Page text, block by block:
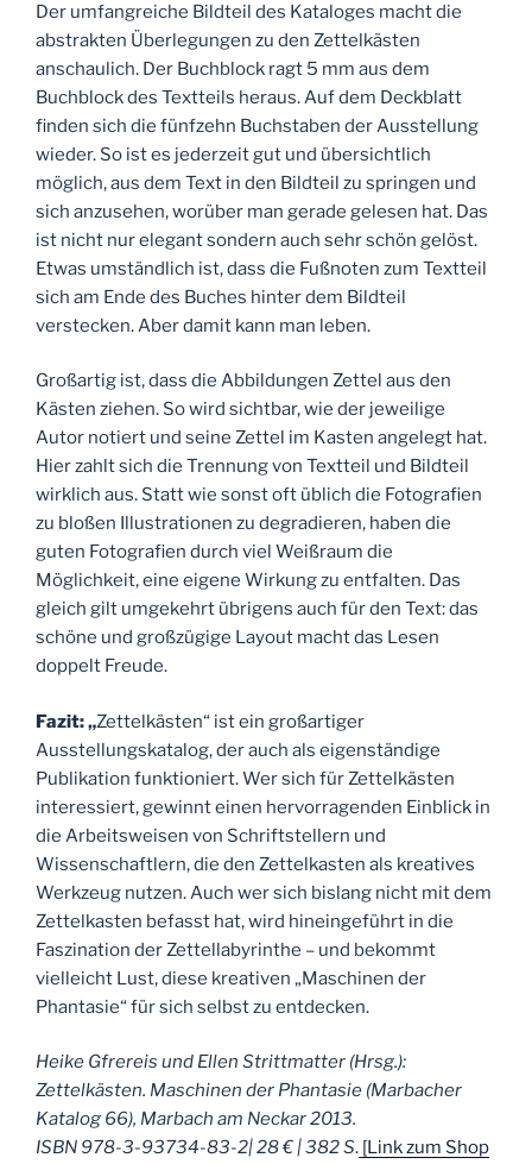
Der umfangreiche Bildteil des Kataloges macht die
abstrakten Überlegungen zu den Zettelkästen
anschaulich. Der Buchblock ragt 5 mm aus dem
Buchblock des Textteils heraus. Auf dem Deckblatt
finden sich die fünfzehn Buchstaben der Ausstellung
wieder. So ist es jederzeit gut und übersichtlich
möglich, aus dem Text in den Bildteil zu springen und
sich anzusehen, worüber man gerade gelesen hat. Das
ist nicht nur elegant sondern auch sehr schön gelöst.
Etwas umständlich ist, dass die Fußnoten zum Textteil
sich am Ende des Buches hinter dem Bildteil
verstecken. Aber damit kann man leben.
Großartig ist, dass die Abbildungen Zettel aus den
Kästen ziehen. So wird sichtbar, wie der jeweilige
Autor notiert und seine Zettel im Kasten angelegt hat.
Hier zahlt sich die Trennung von Textteil und Bildteil
wirklich aus. Statt wie sonst oft üblich die Fotografien
zu bloßen Illustrationen zu degradieren, haben die
guten Fotografien durch viel Weißraum die
Möglichkeit, eine eigene Wirkung zu entfalten. Das
gleich gilt umgekehrt übrigens auch für den Text: das
schöne und großzügige Layout macht das Lesen
doppelt Freude.
Fazit: „Zettelkästen“ ist ein großartiger
Ausstellungskatalog, der auch als eigenständige
Publikation funktioniert. Wer sich für Zettelkästen
interessiert, gewinnt einen hervorragenden Einblick in
die Arbeitsweisen von Schriftstellern und
Wissenschaftlern, die den Zettelkasten als kreatives
Werkzeug nutzen. Auch wer sich bislang nicht mit dem
Zettelkasten befasst hat, wird hineingeführt in die
Faszination der Zettellabyrinthe – und bekommt
vielleicht Lust, diese kreativen „Maschinen der
Phantasie“ für sich selbst zu entdecken.
Heike Gfrereis und Ellen Strittmatter (Hrsg.):
Zettelkästen. Maschinen der Phantasie (Marbacher
Katalog 66), Marbach am Neckar 2013.
ISBN 978-3-93734-83-2| 28 € | 382 S. [Link zum Shop